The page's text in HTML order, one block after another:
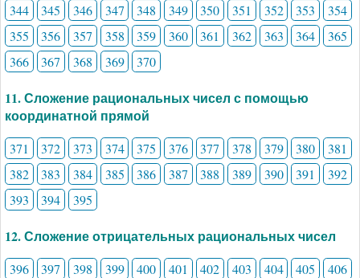
344 345 346 347 348 349 350 351 352 353
354
355
356 357 358 359 360 361 362 363 364
365
366
367 368 369 370
11. Сложение рациональных чисел с помощью
координатной прямой
371 372 373 374 375 376 377 378 379 380
381
382
383 384 385 386 387 388 389 390 391
392
393
394 395
12. Сложение отрицательных рациональных чисел
396 397 398 399 400 401 402 403 404 405
406